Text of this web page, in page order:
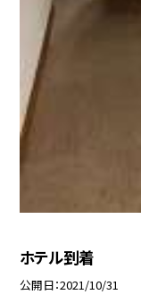
ホテル到着
公開日 2021/10/31